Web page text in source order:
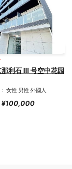
利石 III 号空中花园
女性 男性 外國人
¥100,000